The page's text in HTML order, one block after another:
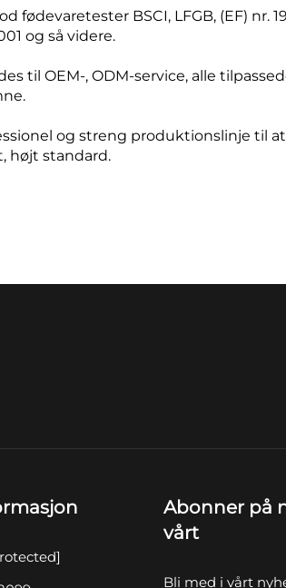
fødevaretester BSCI, LFGB, (EF) nr.
og så videre.
til OEM-, ODM-service, alle
og streng produktionslinje til
højt standard.
Abonner på
vårt
Bli med i vårt